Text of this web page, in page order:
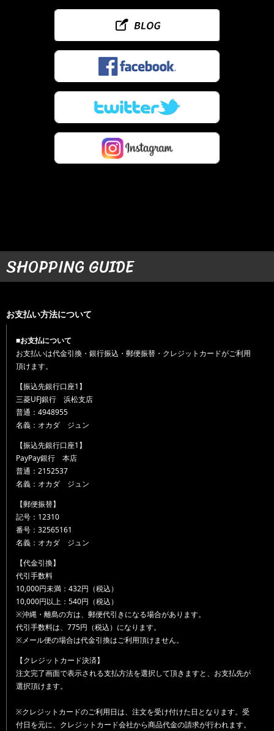
SHOPPING GUIDE
お支払い方法について
■お支払について
お支払いは代金引換・銀行振込・郵便振替・クレジットカードがご利用
頂けます。
【振込先銀行口座1】
三菱UFJ銀行 浜松支店
普通：4948955
名義：オカダ ジュン
【振込先銀行口座1】
PayPay銀行 本店
普通：2152537
名義：オカダ ジュン
【郵便振替】
記号：12310
番号：32565161
名義：オカダ ジュン
【代金引換】
代引手数料
10,000円未満：432円（税込）
10,000円以上：540円（税込）
※沖縄・離島の方は、郵便代引きになる場合があります。
代引手数料は、775円（税込）になります。
※メール便の場合は代金引換はご利用頂けません。
【クレジットカード決済】
注文完了画面で表示される支払方法を選択して頂きますと、お支払先が
選択頂けます。
※クレジットカードのご利用日は、注文を受け付けた日となります。受
付日を元に、クレジットカード会社から商品代金の請求が行われます。